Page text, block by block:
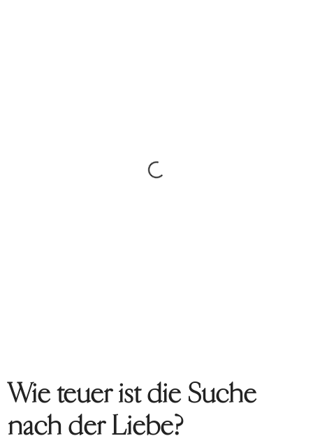
Wie teuer ist die Suche
nach der Liebe?